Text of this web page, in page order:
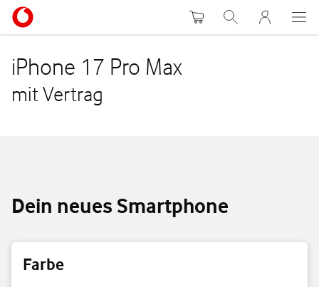
WarenkorbSuche MeinVodafone
iPhone 17 Pro Max
mit Vertrag
Dein neues Smartphone
Farbe